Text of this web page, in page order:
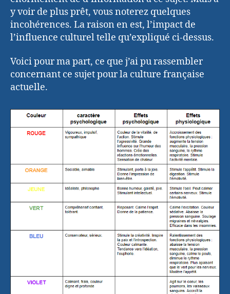
y voir de plus prêt, vous noterez quelques
incohérences. La raison en est, l’impact de
l’influence culturel telle qu’expliqué ci-dessus.
Voici pour ma part, ce que j’ai pu rassembler
concernant ce sujet pour la culture française
actuelle.